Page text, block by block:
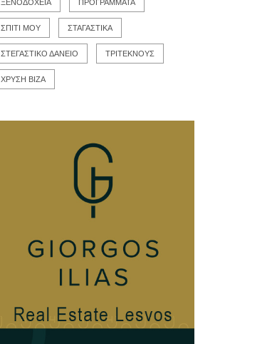
ΞΕΝΟΔΟΧΕΙΑ ΠΡΟΓΡΑΜΜΑΤΑ
ΣΠΙΤΙ ΜΟΥ ΣΤΑΓΑΣΤΙΚΑ
ΣΤΕΓΑΣΤΙΚΟ ΔΑΝΕΙΟ ΤΡΙΤΕΚΝΟΥΣ
ΧΡΥΣΗ ΒΙΖΑ